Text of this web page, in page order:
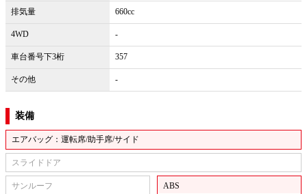
排気量 660cc
4WD -
車台番号下3桁 357
その他 -
装備
エアバッグ：運転席/助手席/サイド
スライドドア
サンルーフ ABS